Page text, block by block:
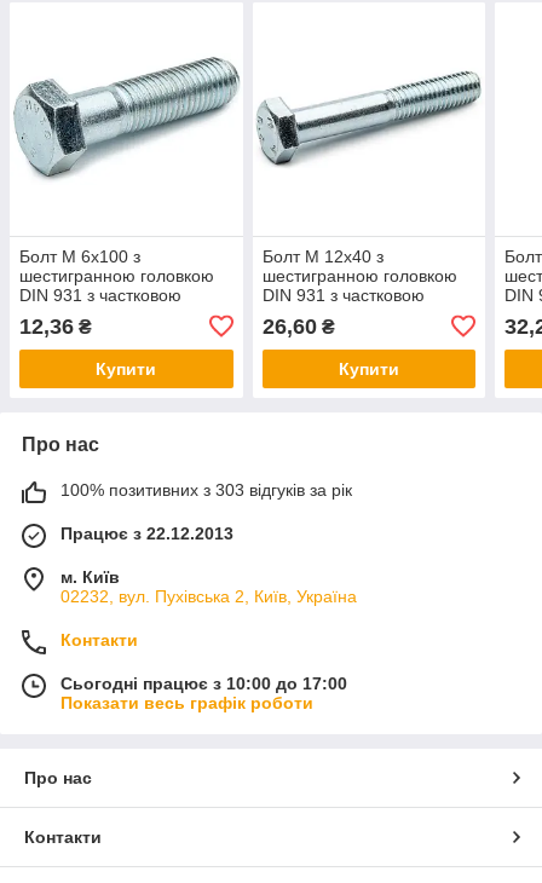
Болт М 6х100 з
шестигранною головкою
DIN 931 з частковою
цинк
12,36 ₴
Купити
Болт М 12х40 з
шестигранною головкою
DIN 931 з частковою
різьбою клас міцності 8.8
білий цинк
26,60₴
Купити
DIN
Про нас
100% позитивних з 303 відгуків за рік
Працює з 22.12.2013
м. Київ
02232, вул. Пухівська 2, Київ, Україна
Контакти
Сьогодні працює з 10:00 до 17:00
Показати весь графік роботи
Про нас
Контакти